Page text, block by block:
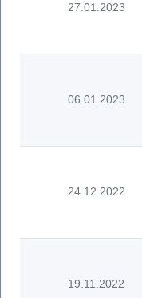
27.01.2023
06.01.2023
24.12.2022
19.11.2022